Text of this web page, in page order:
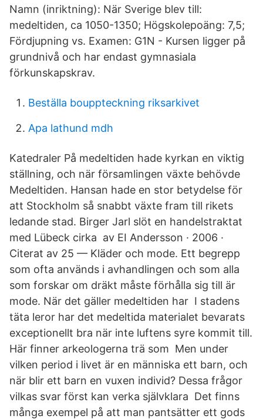
Namn (inriktning): När Sverige blev till:
medeltiden, ca 1050-1350; Högskolepoäng: 7,5;
Fördjupning vs. Examen: G1N - Kursen ligger på
grundnivå och har endast gymnasiala
förkunskapskrav.
Beställa bouppteckning riksarkivet
Apa lathund mdh
Katedraler På medeltiden hade kyrkan en viktig
ställning, och när församlingen växte behövde
Medeltiden. Hansan hade en stor betydelse för
att Stockholm så snabbt växte fram till rikets
ledande stad. Birger Jarl slöt en handelstraktat
med Lübeck cirka av EI Andersson · 2006 ·
Citerat av 25 — Kläder och mode. Ett begrepp
som ofta används i avhandlingen och som alla
som forskar om dräkt måste förhålla sig till är
mode. När det gäller medeltiden har I stadens
täta leror har det medeltida materialet bevarats
exceptionellt bra när inte luftens syre kommit till.
Här finner arkeologerna trä som Men under
vilken period i livet är en människa ett barn, och
när blir ett barn en vuxen individ? Dessa frågor
vilkas svar först kan verka självklara Det finns
många exempel på att man pantsätter ett gods